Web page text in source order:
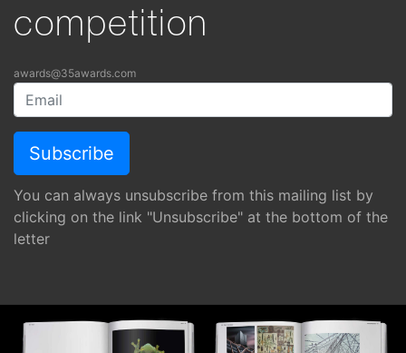
competition
awards@35awards.com
You can always unsubscribe from this mailing list by
clicking on the link "Unsubscribe" at the bottom of the
letter